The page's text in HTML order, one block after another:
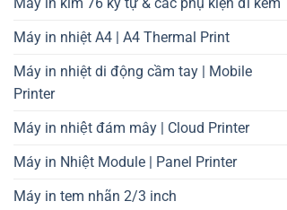
Máy in nhiệt A4 | A4 Thermal Print
Máy in nhiệt di động cầm tay | Mobile
Printer
Máy in nhiệt đám mây | Cloud Printer
Máy in Nhiệt Module | Panel Printer
Máy in tem nhãn 2/3 inch